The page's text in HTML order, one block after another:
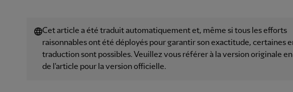
Cet article a été traduit automatiquement et, même si tous les efforts
raisonnables ont été déployés pour garantir son exactitude, certaines
traduction sont possibles. Veuillez vous référer à la version originale
de l'article pour la version officielle.